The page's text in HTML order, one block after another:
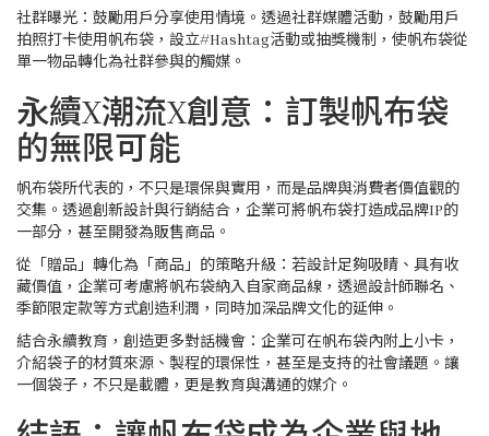
社群曝光：鼓勵用戶分享使用情境。透過社群媒體活動，鼓勵用戶
拍照打卡使用帆布袋，設立#Hashtag活動或抽獎機制，使帆布袋從
單一物品轉化為社群參與的觸媒。
永續X潮流X創意：訂製帆布袋
的無限可能
帆布袋所代表的，不只是環保與實用，而是品牌與消費者價值觀的
交集。透過創新設計與行銷結合，企業可將帆布袋打造成品牌IP的
一部分，甚至開發為販售商品。
從「贈品」轉化為「商品」的策略升級：若設計足夠吸睛、具有收
藏價值，企業可考慮將帆布袋納入自家商品線，透過設計師聯名、
季節限定款等方式創造利潤，同時加深品牌文化的延伸。
結合永續教育，創造更多對話機會：企業可在帆布袋內附上小卡，
介紹袋子的材質來源、製程的環保性，甚至是支持的社會議題。讓
一個袋子，不只是載體，更是教育與溝通的媒介。